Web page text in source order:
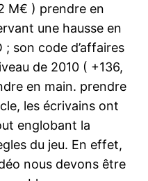
M€ ) prendre en
une hausse en
; son code d’affaires
de 2010 ( +136,
en main. prendre
les écrivains ont
englobant la
du jeu. En effet,
nous devons être